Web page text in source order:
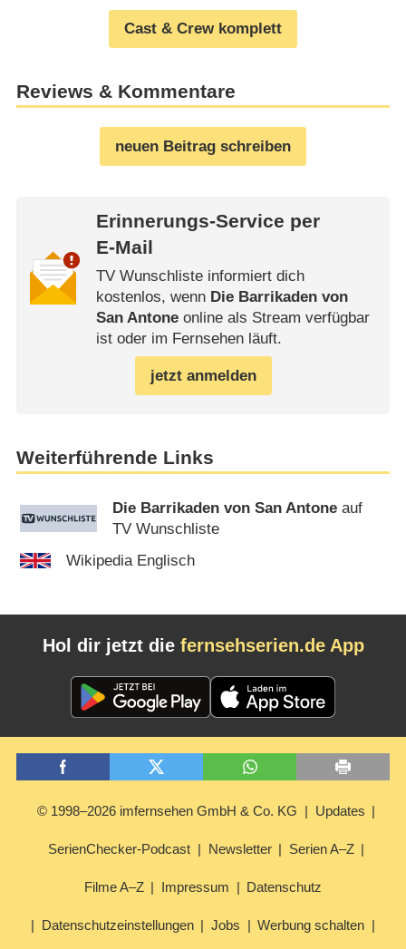
Cast & Crew komplett
Reviews & Kommentare
neuen Beitrag schreiben
Erinnerungs-Service per
E-Mail
TV Wunschliste informiert dich
kostenlos, wenn Die Barrikaden von
San Antoneonline als Stream verfügbar
ist oder im Fernsehen läuft.
jetzt anmelden
Weiterführende Links
Die Barrikaden von San Antone auf
TV Wunschliste
Wikipedia Englisch
Hol dir jetzt die fernsehserien.de App
© 1998–2026 imfernsehen GmbH & Co. KG Updates
SerienChecker-Podcast Newsletter Serien A–Z
Filme A–Z Impressum Datenschutz
Datenschutzeinstellungen Jobs Werbung schalten